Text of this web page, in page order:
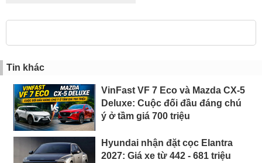
Tin khác
VinFast VF 7 Eco và Mazda CX-5
Deluxe: Cuộc đối đầu đáng chú
ý ở tầm giá 700 triệu
Hyundai nhận đặt cọc Elantra
2027: Giá xe từ 442 - 681 triệu